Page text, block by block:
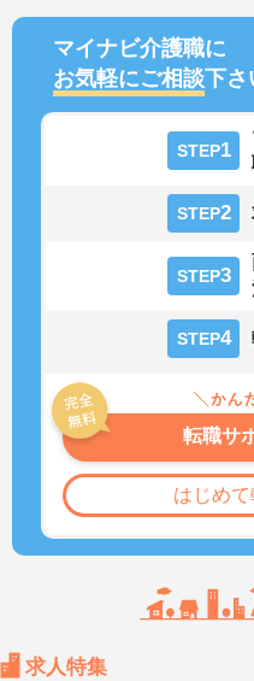
マイナビ介護職に
お気軽にご相談下さ
STEP1
STEP2
STEP3
STEP4
転職サ
はじめ
求人特集